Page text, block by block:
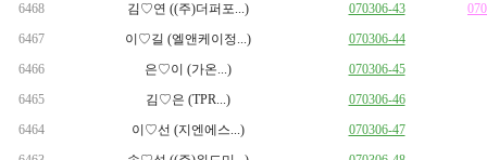
6468
김♡연 ((주)더퍼포...) 070306-43
6467
이♡길 (엘앤케이정...)
070306-44
6466
은♡이 (가온...)
070306-45
6465
김♡은 (TPR...)
070306-46
6464
이♡선 (지엔에스...)
070306-47